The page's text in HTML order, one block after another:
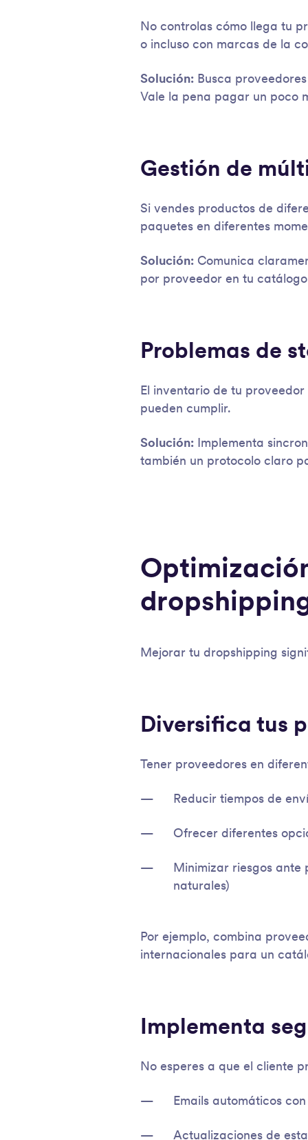
No controlas cómo llega tu
o incluso con marcas de la
Solución: Busca
Vale la pena pagar un poco
Gestión de
Si vendes productos de
paquetes en diferentes
Solución: Comunica
por proveedor en tu
Problemas de
El inventario de tu
pueden cumplir.
Solución: Implementa
también un protocolo claro
Mejorar tu dropshipping
Diversifica tus
Tener proveedores en
Reducir tiempos de
Ofrecer diferentes
Minimizar riesgos ante
naturales)
Por ejemplo, combina
internacionales para un
Implementa
No esperes a que el cliente
Emails automáticos
Actualizaciones de